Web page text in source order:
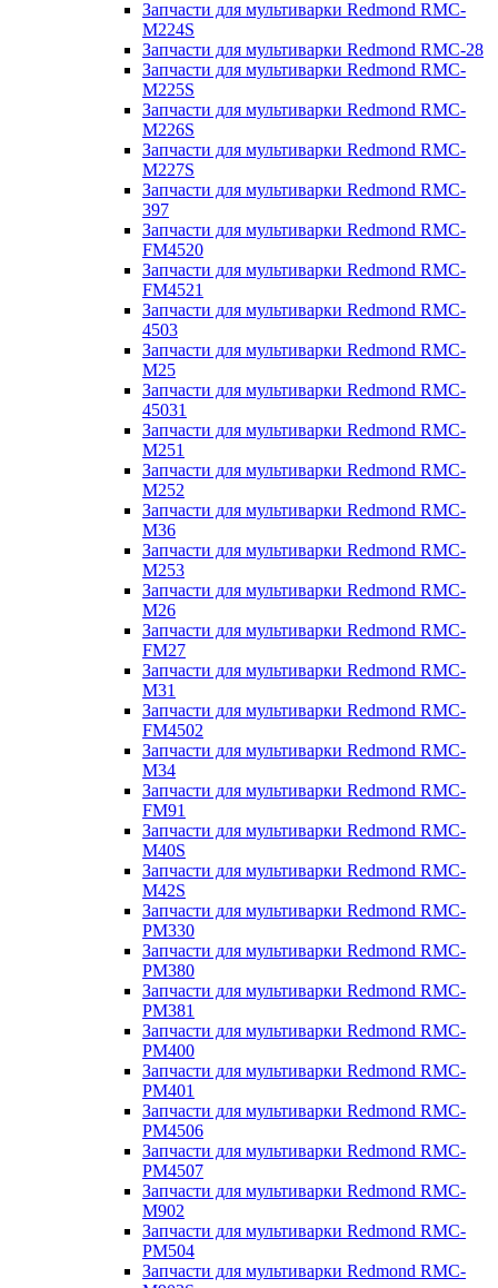
Запчасти для мультиварки Redmond RMC-
M224S
Запчасти для мультиварки Redmond RMC-28
Запчасти для мультиварки Redmond RMC-
M225S
Запчасти для мультиварки Redmond RMC-
M226S
Запчасти для мультиварки Redmond RMC-
M227S
Запчасти для мультиварки Redmond RMC-
397
Запчасти для мультиварки Redmond RMC-
FM4520
Запчасти для мультиварки Redmond RMC-
FM4521
Запчасти для мультиварки Redmond RMC-
4503
Запчасти для мультиварки Redmond RMC-
M25
Запчасти для мультиварки Redmond RMC-
45031
Запчасти для мультиварки Redmond RMC-
M251
Запчасти для мультиварки Redmond RMC-
M252
Запчасти для мультиварки Redmond RMC-
M36
Запчасти для мультиварки Redmond RMC-
M253
Запчасти для мультиварки Redmond RMC-
M26
Запчасти для мультиварки Redmond RMC-
FM27
Запчасти для мультиварки Redmond RMC-
M31
Запчасти для мультиварки Redmond RMC-
FM4502
Запчасти для мультиварки Redmond RMC-
M34
Запчасти для мультиварки Redmond RMC-
FM91
Запчасти для мультиварки Redmond RMC-
M40S
Запчасти для мультиварки Redmond RMC-
M42S
Запчасти для мультиварки Redmond RMC-
PM330
Запчасти для мультиварки Redmond RMC-
PM380
Запчасти для мультиварки Redmond RMC-
PM381
Запчасти для мультиварки Redmond RMC-
PM400
Запчасти для мультиварки Redmond RMC-
PM401
Запчасти для мультиварки Redmond RMC-
PM4506
Запчасти для мультиварки Redmond RMC-
PM4507
Запчасти для мультиварки Redmond RMC-
M902
Запчасти для мультиварки Redmond RMC-
PM504
Запчасти для мультиварки Redmond RMC-